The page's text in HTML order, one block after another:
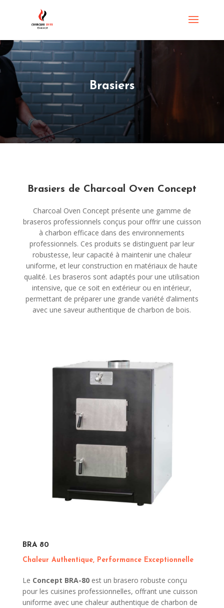
Brasiers
Brasiers de Charcoal Oven Concept
Charcoal Oven Concept présente une gamme de
braseros professionnels conçus pour offrir une cuisson
à charbon efficace dans des environnements
professionnels. Ces produits se distinguent par leur
robustesse, leur capacité à maintenir une chaleur
uniforme, et leur construction en matériaux de haute
qualité. Les braseros sont adaptés pour une utilisation
intensive, que ce soit en extérieur ou en intérieur,
permettant de préparer une grande variété d’aliments
avec une saveur authentique de charbon de bois.
BRA 80
Chaleur Authentique, Performance Exceptionnelle
Le Concept BRA-80est un brasero robuste conçu
pour les cuisines professionnelles, offrant une cuisson
uniforme avec une chaleur authentique de charbon de